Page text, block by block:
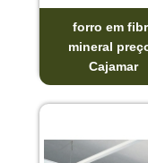
forro em
mineral
Cajamar